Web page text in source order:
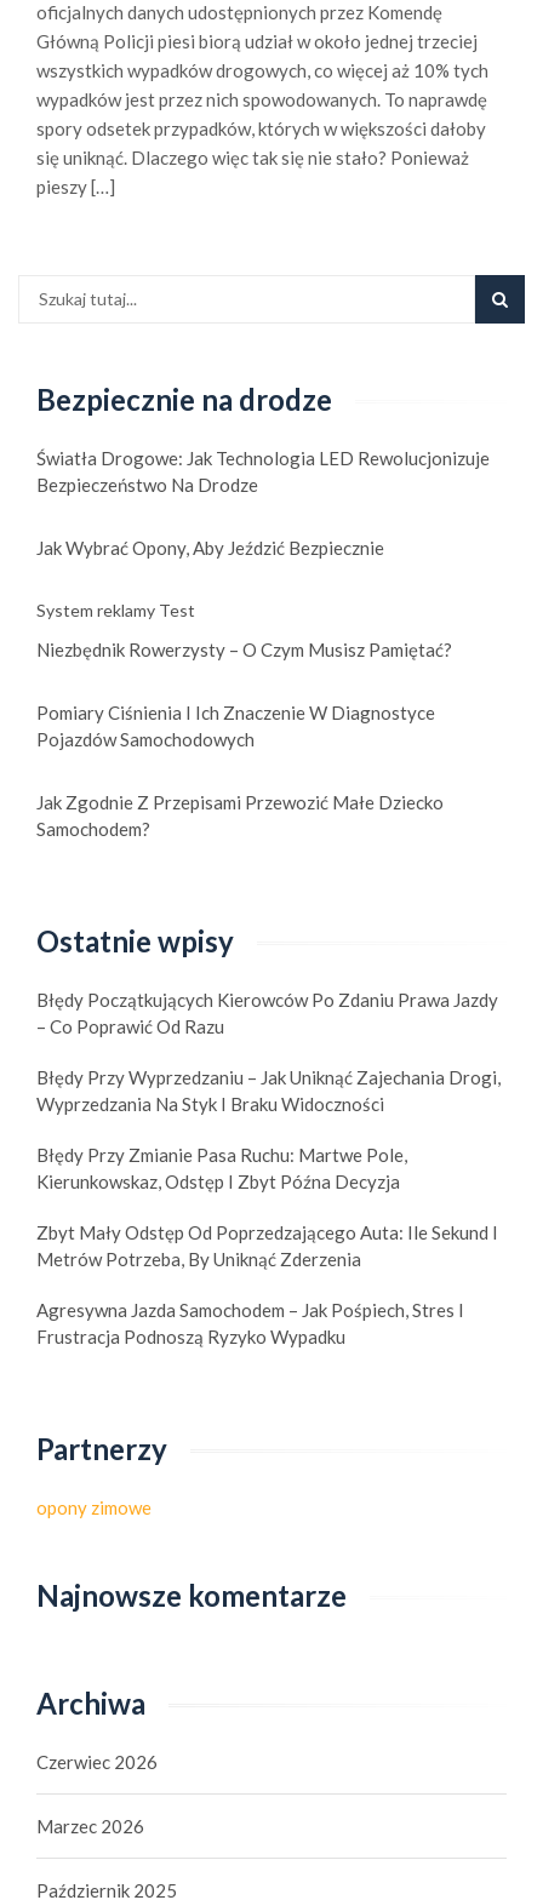
oficjalnych danych udostępnionych przez Komendę
Główną Policji piesi biorą udział w około jednej trzeciej
wszystkich wypadków drogowych, co więcej aż 10% tych
wypadków jest przez nich spowodowanych. To naprawdę
spory odsetek przypadków, których w większości dałoby
się uniknąć. Dlaczego więc tak się nie stało? Ponieważ
pieszy […]
Bezpiecznie na drodze
Światła Drogowe: Jak Technologia LED Rewolucjonizuje
Bezpieczeństwo Na Drodze
Jak Wybrać Opony, Aby Jeździć Bezpiecznie
System reklamy Test
Niezbędnik Rowerzysty – O Czym Musisz Pamiętać?
Pomiary Ciśnienia I Ich Znaczenie W Diagnostyce
Pojazdów Samochodowych
Jak Zgodnie Z Przepisami Przewozić Małe Dziecko
Samochodem?
Ostatnie wpisy
Błędy Początkujących Kierowców Po Zdaniu Prawa Jazdy
– Co Poprawić Od Razu
Błędy Przy Wyprzedzaniu – Jak Uniknąć Zajechania Drogi,
Wyprzedzania Na Styk I Braku Widoczności
Błędy Przy Zmianie Pasa Ruchu: Martwe Pole,
Kierunkowskaz, Odstęp I Zbyt Późna Decyzja
Zbyt Mały Odstęp Od Poprzedzającego Auta: Ile Sekund I
Metrów Potrzeba, By Uniknąć Zderzenia
Agresywna Jazda Samochodem – Jak Pośpiech, Stres I
Frustracja Podnoszą Ryzyko Wypadku
Partnerzy
opony zimowe
Najnowsze komentarze
Archiwa
Czerwiec 2026
Marzec 2026
Październik 2025